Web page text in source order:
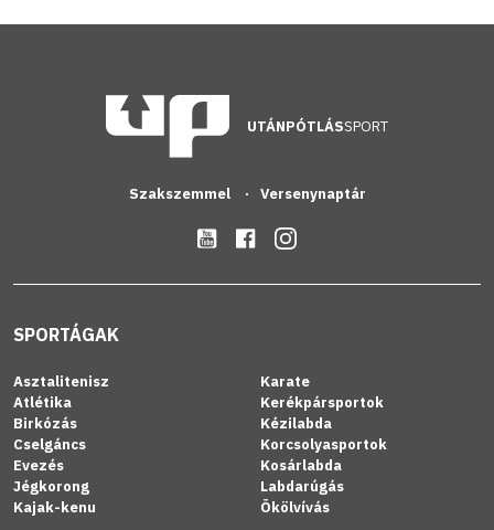
UTÁNPÓTLÁSSPORT
Szakszemmel Versenynaptár
SPORTÁGAK
Asztalitenisz
Atlétika
Birkózás
Cselgáncs
Evezés
Jégkorong
Kajak-kenu
Karate
Kerékpársportok
Kézilabda
Korcsolyasportok
Kosárlabda
Labdarúgás
Ökölvívás